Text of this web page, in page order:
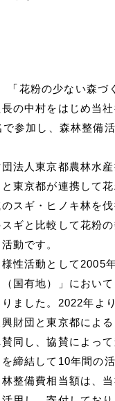
「花粉の少ない森づ
の中村をはじめ当
参加し、森林整備
法⼈東京都農林⽔
東京都が連携して
スギ・ヒノキ林を
ギと⽐較して花粉の
動です。
性活動として2005
国有地）」におい
ました。2022年よ
財団と東京都によ
同し、協賛によっ
を締結して10年間の
整備費相当額は、